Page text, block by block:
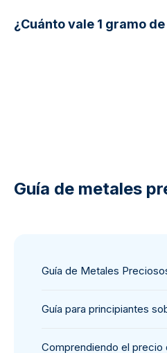
¿Cuánto vale 1 gramo
Guía de metales
Guía de Metales
Guía para principiantes
Comprendiendo el precio